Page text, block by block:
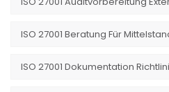
ISO 27001 Beratung Für
ISO 27001 Dokumentation